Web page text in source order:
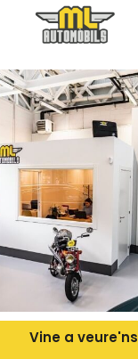
Vine a veure'ns